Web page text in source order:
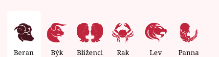
Beran Býk Blíženci Rak Lev Panna